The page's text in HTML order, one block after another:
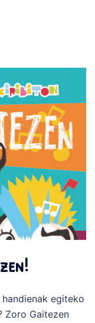
egiteko
Zoro Gaitezen